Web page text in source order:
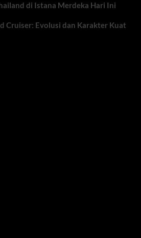
di Istana Merdeka Hari Ini
Cruiser: Evolusi dan Karakter Kuat